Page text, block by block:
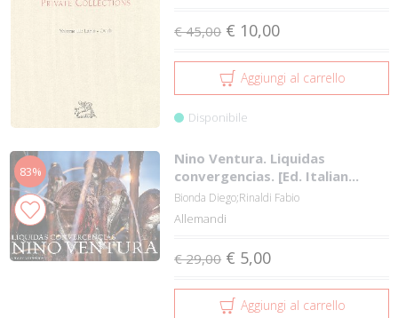
€ 45,00 € 10,00
Aggiungi al carrello
Disponibile
83%
Nino Ventura. Liquidas
convergencias. [Ed. Italian...
Bionda Diego;Rinaldi Fabio
Allemandi
€ 29,00 € 5,00
Aggiungi al carrello